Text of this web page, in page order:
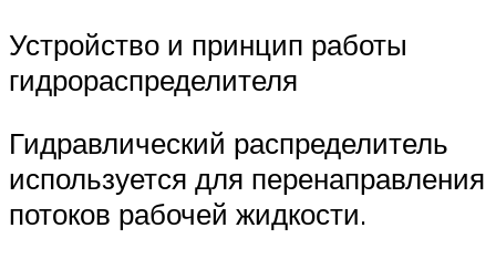
Устройство и принцип работы
гидрораспределителя
Гидравлический распределитель
используется для перенаправления
потоков рабочей жидкости.